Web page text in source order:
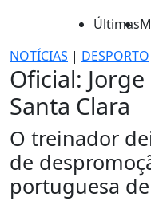
Últimas
NOTÍCIAS | DESPORTO
Oficial:
Santa Clara
O treinador
de
portuguesa